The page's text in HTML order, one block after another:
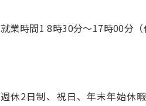
就業時間1 8時30分〜17時00分（
週休2日制、祝日、年末年始休